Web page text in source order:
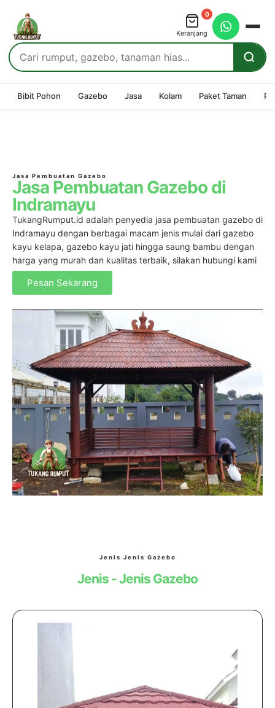
0
Keranjang
Bibit Pohon Gazebo Jasa Kolam Paket Taman
Jasa Pembuatan Gazebo
Jasa Pembuatan Gazebo di
Indramayu
TukangRumput.id adalah penyedia jasa pembuatan gazebo di
Indramayu dengan berbagai macam jenis mulai dari gazebo
kayu kelapa, gazebo kayu jati hingga saung bambu dengan
harga yang murah dan kualitas terbaik, silakan hubungi kami
untuk pemesanan.
Pesan Sekarang
Jenis Jenis Gazebo
Jenis - Jenis Gazebo